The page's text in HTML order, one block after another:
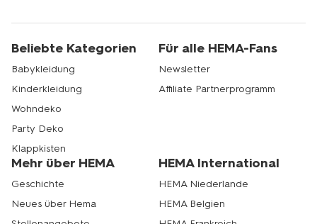
Beliebte Kategorien
Babykleidung
Kinderkleidung
Wohndeko
Party Deko
Klappkisten
Für alle HEMA-Fans
Newsletter
Affiliate Partnerprogramm
Mehr über HEMA
Geschichte
Neues über Hema
HEMA International
HEMA Niederlande
HEMA Belgien